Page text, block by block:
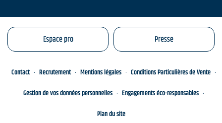
Espace pro Presse
Contact Recrutement Mentions légales
Conditions Particulières de Vente
Gestion de vos données personnelles
Engagements éco-responsables
Plan du site